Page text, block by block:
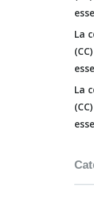
La
La